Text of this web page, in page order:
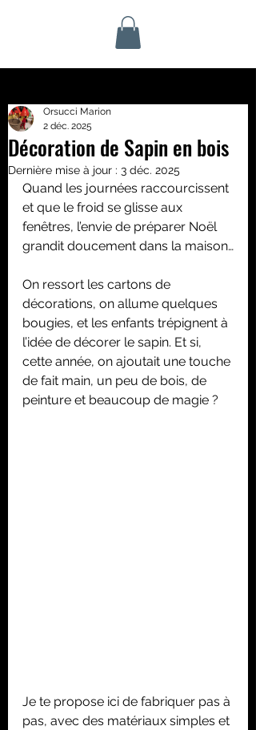
Décoration de Sapin en bois
Orsucci Marion
2 déc. 2025
Dernière mise à jour : 3 déc. 2025
Quand les journées raccourcissent
et que le froid se glisse aux
fenêtres, l’envie de préparer Noël
grandit doucement dans la maison…
On ressort les cartons de
décorations, on allume quelques
bougies, et les enfants trépignent à
l’idée de décorer le sapin. Et si,
cette année, on ajoutait une touche
de fait main, un peu de bois, de
peinture et beaucoup de magie ?
Je te propose ici de fabriquer pas à
pas, avec des matériaux simples et